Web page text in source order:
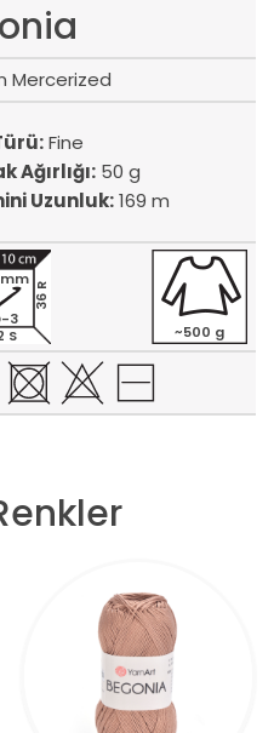
Mercerized
Fine
Ağırlığı:50 g
Uzunluk:169 m
S
36 R
3
~500 g